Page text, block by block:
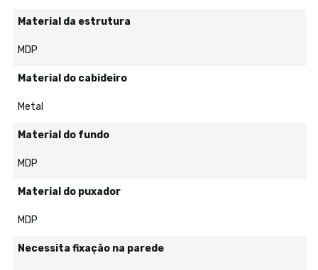
Material da estrutura
MDP
Material do cabideiro
Metal
Material do fundo
MDP
Material do puxador
MDP
Necessita fixação na parede